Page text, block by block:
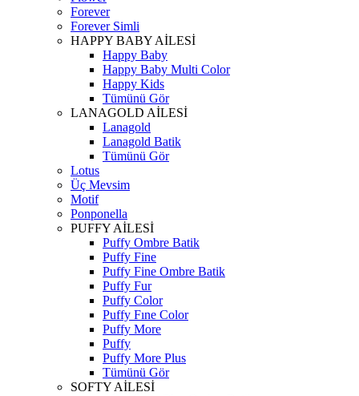
Forever
Forever Simli
HAPPY BABY AİLESİ
Happy Baby
Happy Baby Multi Color
Happy Kids
Tümünü Gör
LANAGOLD AİLESİ
Lanagold
Lanagold Batik
Tümünü Gör
Lotus
Üç Mevsim
Motif
Ponponella
PUFFY AİLESİ
Puffy Ombre Batik
Puffy Fine
Puffy Fine Ombre Batik
Puffy Fur
Puffy Color
Puffy Fıne Color
Puffy More
Puffy
Puffy More Plus
Tümünü Gör
SOFTY AİLESİ